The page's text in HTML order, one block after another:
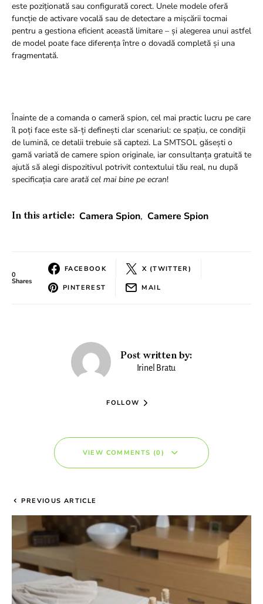
este poziționată sau configurată corect. Unele modele oferă
funcție de activare vocală sau de detectare a mișcării tocmai
pentru a gestiona eficient această limitare – și alegerea unui astfel
de model poate face diferența între o dovadă completă și una
fragmentată.
Înainte de a comanda o cameră spion, cel mai practic lucru pe care
îl poți face este să-ți definești clar scenariul: ce spațiu, ce condiții
de lumină, ce detalii trebuie să captezi. La SMTSOL găsești o
gamă variată de camere spion originale, iar consultanța gratuită te
ajută să alegi dispozitivul potrivit contextului tău real, nu după
specificația care arată cel mai bine pe ecran!
In this article: Camera Spion, Camere Spion
0
Shares
FACEBOOK X (TWITTER)
PINTEREST MAIL
Post written by:
Irinel Bratu
FOLLOW
VIEW COMMENTS (0)
PREVIOUS ARTICLE